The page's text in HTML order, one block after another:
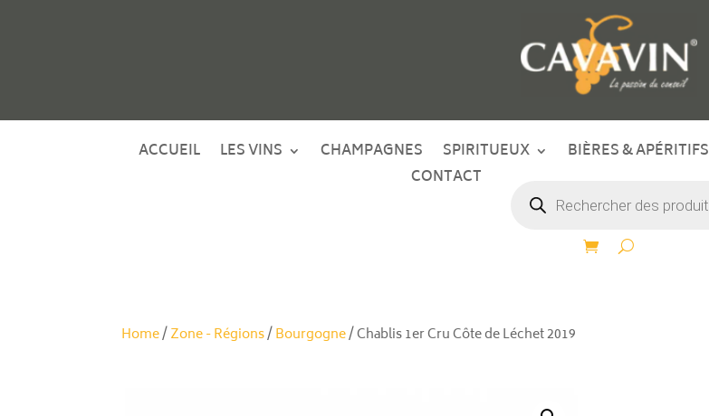
ACCUEIL LES VINS CHAMPAGNES SPIRITUEUX BIÈRES & APÉRITIFS
CONTACT
produits
Home/Zone - Régions/Bourgogne/ Chablis 1er Cru Côte de Léchet 2019